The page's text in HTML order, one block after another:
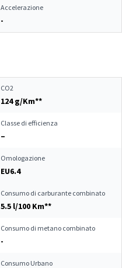
Accelerazione
-
CO2
124 g/Km**
Classe di efficienza
–
Omologazione
EU6.4
Consumo di carburante combinato
5.5 l/100 Km**
Consumo di metano combinato
-
Consumo Urbano